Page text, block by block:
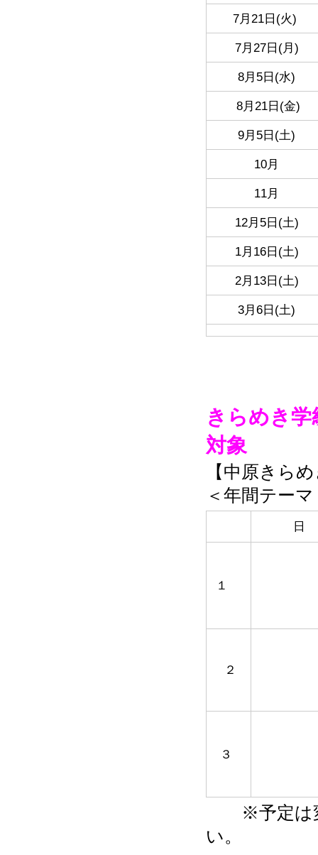
7月21日(火)
7月27日(月)
8月5日(水)
8月21日(金)
9月5日(土)
10月
11月
12月5日(土)
1月16日(土)
2月13日(土)
3月6日(土)
きらめき
対象
【中原きら
＜年間テ
日
１
２
３
※予定は変
い。